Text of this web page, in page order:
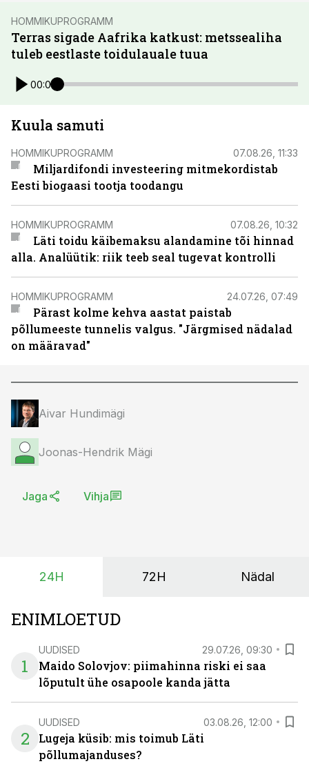
HOMMIKUPROGRAMM
Terras sigade Aafrika katkust: metssealiha
tuleb eestlaste toidulauale tuua
00:00
Kuula samuti
HOMMIKUPROGRAMM 07.08.26, 11:33
Miljardifondi investeering mitmekordistab
Eesti biogaasi tootja toodangu
HOMMIKUPROGRAMM 07.08.26, 10:32
Läti toidu käibemaksu alandamine tõi hinnad
alla. Analüütik: riik teeb seal tugevat kontrolli
HOMMIKUPROGRAMM 24.07.26, 07:49
Pärast kolme kehva aastat paistab
põllumeeste tunnelis valgus. "Järgmised nädalad
on määravad"
Aivar Hundimägi
Joonas-Hendrik Mägi
Jaga Vihja
24H 72H Nädal
ENIMLOETUD
1
UUDISED 29.07.26, 09:30
Maido Solovjov: piimahinna riski ei saa
lõputult ühe osapoole kanda jätta
2
UUDISED 03.08.26, 12:00
Lugeja küsib: mis toimub Läti
põllumajanduses?